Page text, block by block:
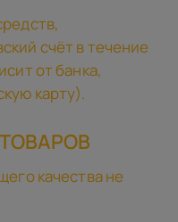
счёт в течение
от банка,
карту).
качества не